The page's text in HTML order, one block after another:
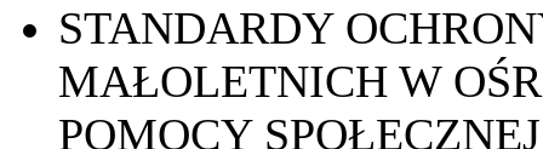
STANDARDY
MAŁOLETNICH W
POMOCY